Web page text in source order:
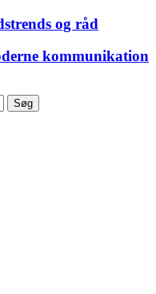
og råd
kommunikation